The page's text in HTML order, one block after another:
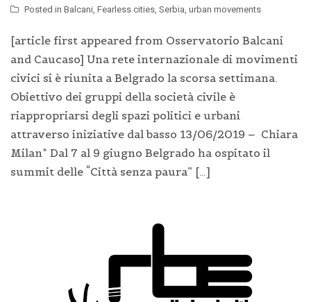
Posted in Balcani Fearless cities Serbia urban movements
[article first appeared from Osservatorio Balcani
and Caucaso] Una rete internazionale di movimenti
civici si è riunita a Belgrado la scorsa settimana.
Obiettivo dei gruppi della società civile è
riappropriarsi degli spazi politici e urbani
attraverso iniziative dal basso 13/06/2019 – Chiara
Milan* Dal 7 al 9 giugno Belgrado ha ospitato il
summit delle “Città senza paura” […]